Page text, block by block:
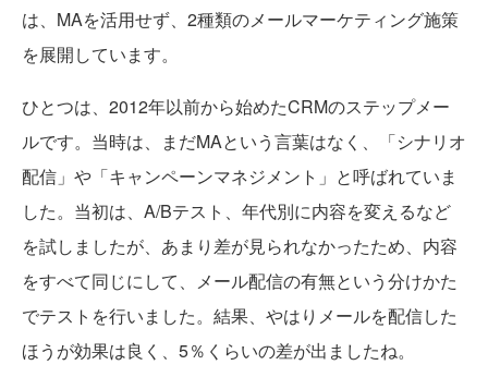
は、MAを活用せず、2種類のメールマーケティング施策
を展開しています。
ひとつは、2012年以前から始めたCRMのステップメー
ルです。当時は、まだMAという言葉はなく、「シナリオ
配信」や「キャンペーンマネジメント」と呼ばれていま
した。当初は、A/Bテスト、年代別に内容を変えるなど
を試しましたが、あまり差が見られなかったため、内容
をすべて同じにして、メール配信の有無という分けかた
でテストを行いました。結果、やはりメールを配信した
ほうが効果は良く、5％くらいの差が出ましたね。